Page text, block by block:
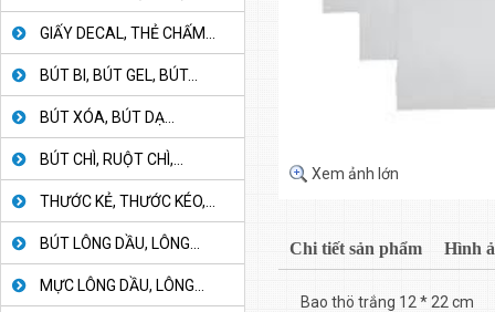
GIẤY DECAL, THẺ CHẤM...
BÚT BI, BÚT GEL, BÚT...
BÚT XÓA, BÚT DẠ...
BÚT CHÌ, RUỘT CHÌ,...
THƯỚC KẺ, THƯỚC KÉO,...
BÚT LÔNG DẦU, LÔNG...
MỰC LÔNG DẦU, LÔNG...
Xem ảnh lớn
Chi tiết sản phẩm Hình
Bao thö trắng 12 * 22 cm